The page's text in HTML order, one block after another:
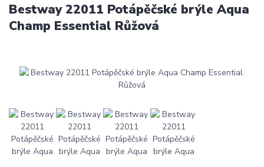
Bestway 22011 Potápěčské brýle Aqua
Champ Essential Růžová